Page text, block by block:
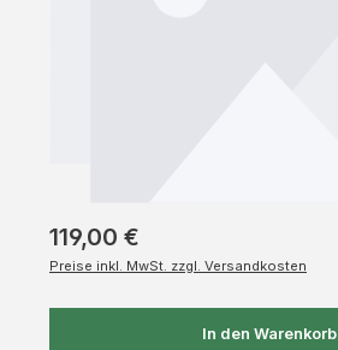
119,00 €
Preise inkl. MwSt. zzgl. Versandkosten
In den Warenkorb